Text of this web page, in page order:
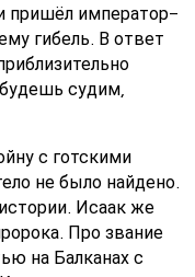
пришёл император-
гибель. В ответ
судим,
с готскими
не было найдено.
Исаак же
Про звание
на Балканах с